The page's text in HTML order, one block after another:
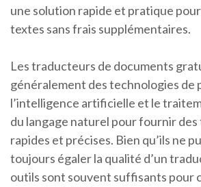
une solution rapide et pratique
textes sans frais supplémentaires.
Les traducteurs de documents
généralement des technologies de
l’intelligence artificielle et le
du langage naturel pour fournir
rapides et précises. Bien qu’ils ne
toujours égaler la qualité d’un
outils sont souvent suffisants pour